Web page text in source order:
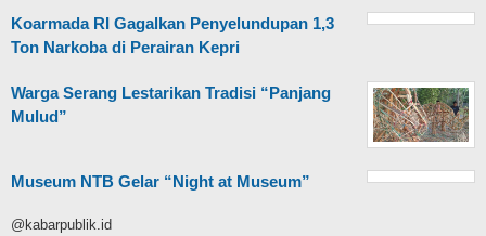
Koarmada RI Gagalkan Penyelundupan 1,3
Ton Narkoba di Perairan Kepri
Warga Serang Lestarikan Tradisi “Panjang
Mulud”
Museum NTB Gelar “Night at Museum”
@kabarpublik.id